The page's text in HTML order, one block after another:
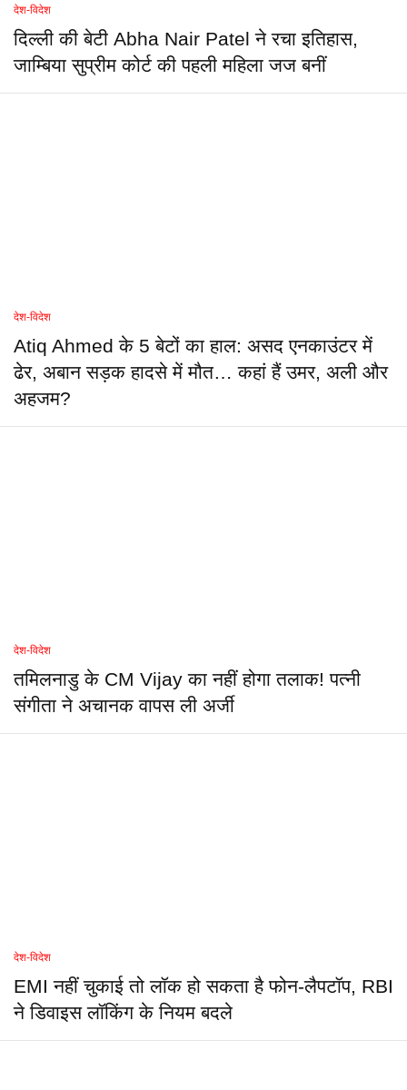
देश-विदेश
दिल्ली की बेटी Abha Nair Patel ने रचा इतिहास,
जाम्बिया सुप्रीम कोर्ट की पहली महिला जज बनीं
देश-विदेश
Atiq Ahmed के 5 बेटों का हाल: असद एनकाउंटर में
ढेर, अबान सड़क हादसे में मौत… कहां हैं उमर, अली और
अहजम?
देश-विदेश
तमिलनाडु के CM Vijay का नहीं होगा तलाक! पत्नी
संगीता ने अचानक वापस ली अर्जी
देश-विदेश
EMI नहीं चुकाई तो लॉक हो सकता है फोन-लैपटॉप, RBI
ने डिवाइस लॉकिंग के नियम बदले